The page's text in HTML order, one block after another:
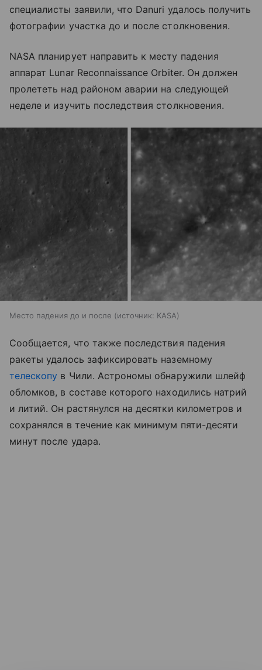
специалисты заявили, что Danuri удалось получить
фотографии участка до и после столкновения.
NASA планирует направить к месту падения
аппарат Lunar Reconnaissance Orbiter. Он должен
пролететь над районом аварии на следующей
неделе и изучить последствия столкновения.
Место падения до и после источник: KASA
Сообщается, что также последствия падения
ракеты удалось зафиксировать наземному
телескопу в Чили. Астрономы обнаружили шлейф
обломков, в составе которого находились натрий
и литий. Он растянулся на десятки километров и
сохранялся в течение как минимум пяти-десяти
минут после удара.